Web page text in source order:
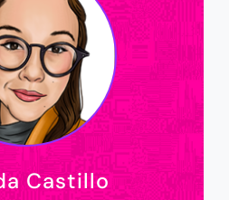
Castillo